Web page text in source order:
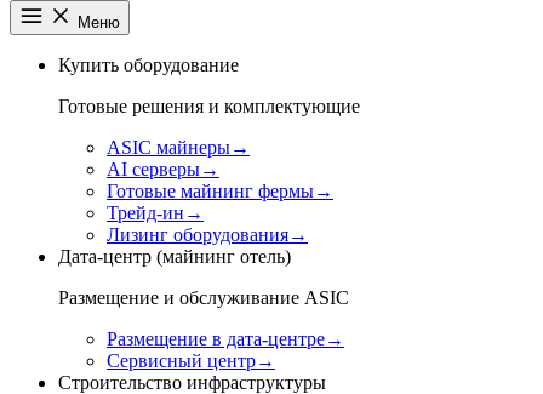
Меню
Купить оборудование
Готовые решения и комплектующие
ASIC майнеры→
AI серверы→
Готовые майнинг фермы→
Трейд-ин →
Лизинг оборудования→
Дата-центр (майнинг отель)
Размещение и обслуживание ASIC
Размещение в дата-центре→
Сервисный центр→
Строительство инфраструктуры